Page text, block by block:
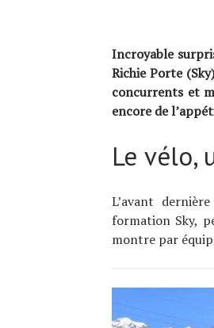
Incroyable
Richie Porte
concurrents et
encore de
Le vélo,
L’avant
formation Sky,
montre par